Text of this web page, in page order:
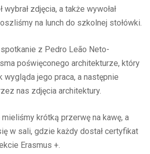
zdjęcia, a także wywołał
na lunch do szkolnej stołówki.
z Pedro Leão Neto-
poświęconego architekturze, który
wygląda jego praca, a następnie
nas zdjęcia architektury.
krótką przerwę na kawę, a
w sali, gdzie każdy dostał certyfikat
Erasmus +.